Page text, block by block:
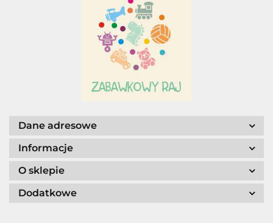
Dane adresowe
Informacje
O sklepie
Dodatkowe